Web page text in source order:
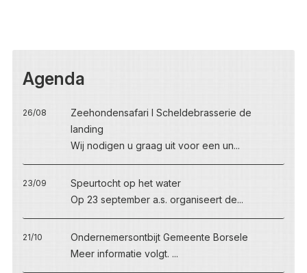
Agenda
26/08
Zeehondensafari I Scheldebrasserie de
landing
Wij nodigen u graag uit voor een un...
23/09
Speurtocht op het water
Op 23 september a.s. organiseert de...
21/10
Ondernemersontbijt Gemeente Borsele
Meer informatie volgt. ...